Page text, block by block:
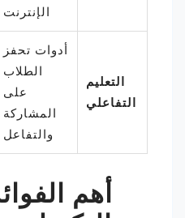
الإنترنت
التعليم
التفاعلي
أدوات تحفز
الطلاب
على
المشاركة
والتفاعل
أهم